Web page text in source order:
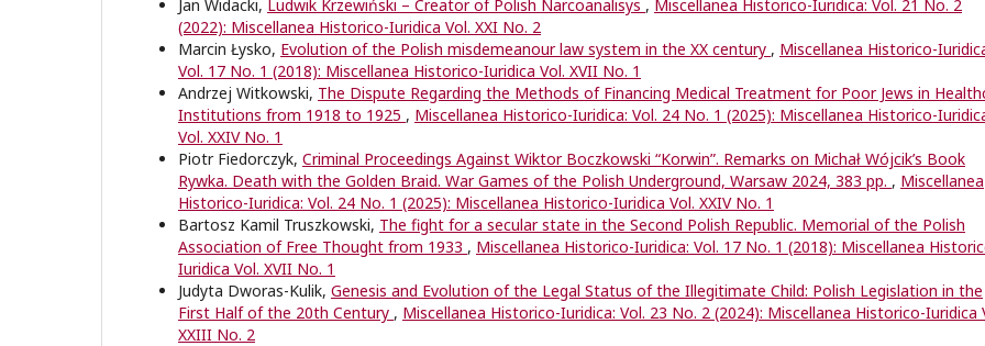
Jan Widacki, Ludwik Krzewiński – Creator of Polish Narcoanalisys , Miscellanea Historico-Iuridica: Vol. 21 No. 2
(2022): Miscellanea Historico-Iuridica Vol. XXI No. 2
Marcin Łysko, Evolution of the Polish misdemeanour law system in the XX century , Miscellanea Historico-
Vol. 17 No. 1 (2018): Miscellanea Historico-Iuridica Vol. XVII No. 1
Andrzej Witkowski, The Dispute Regarding the Methods of Financing Medical Treatment for Poor Jews in
Institutions from 1918 to 1925 , Miscellanea Historico-Iuridica: Vol. 24 No. 1 (2025): Miscellanea Historico-
Vol. XXIV No. 1
Piotr Fiedorczyk, Criminal Proceedings Against Wiktor Boczkowski “Korwin”. Remarks on Michał Wójcik’s Book
Rywka. Death with the Golden Braid. War Games of the Polish Underground, Warsaw 2024, 383 pp. , Miscellanea
Historico-Iuridica: Vol. 24 No. 1 (2025): Miscellanea Historico-Iuridica Vol. XXIV No. 1
Bartosz Kamil Truszkowski, The fight for a secular state in the Second Polish Republic. Memorial of the Polish
Association of Free Thought from 1933 , Miscellanea Historico-Iuridica: Vol. 17 No. 1 (2018): Miscellanea
Iuridica Vol. XVII No. 1
Judyta Dworas-Kulik, Genesis and Evolution of the Legal Status of the Illegitimate Child: Polish Legislation in the
First Half of the 20th Century , Miscellanea Historico-Iuridica: Vol. 23 No. 2 (2024): Miscellanea Historico-Iuridica
XXIII No. 2